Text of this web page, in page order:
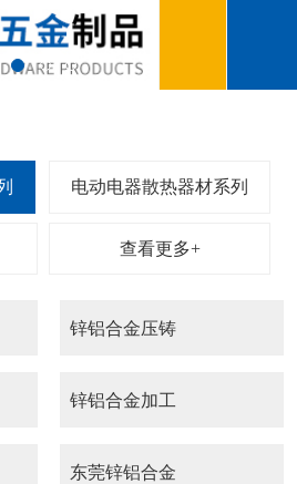
查看更多+
锌铝合金压铸
锌铝合金加工
东莞锌铝合金